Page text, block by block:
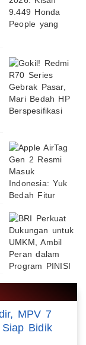
MPV 7
Bidik